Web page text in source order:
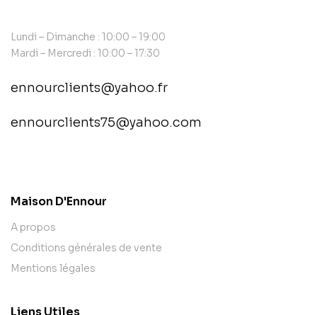
Lundi – Dimanche : 10:00 – 19:00
Mardi – Mercredi : 10:00 – 17:30
ennourclients@yahoo.fr
ennourclients75@yahoo.com
Maison D'Ennour
A propos
Conditions générales de vente
Mentions légales
Liens Utiles